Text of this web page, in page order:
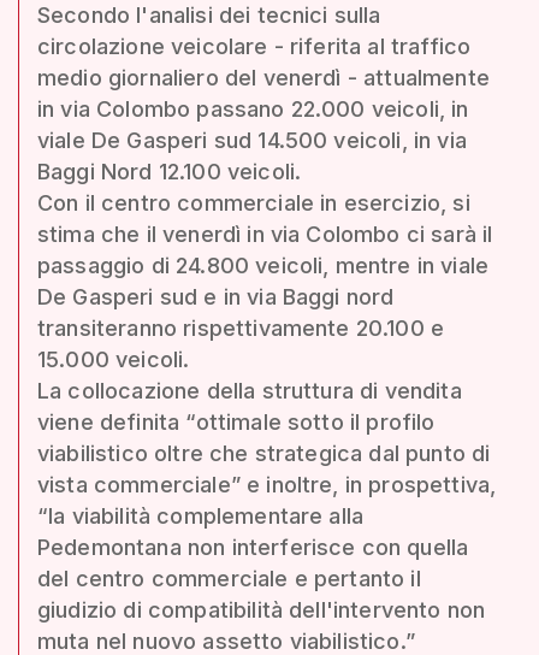
Secondo l'analisi dei tecnici sulla
circolazione veicolare - riferita al traffico
medio giornaliero del venerdì - attualmente
in via Colombo passano 22.000 veicoli, in
viale De Gasperi sud 14.500 veicoli, in via
Baggi Nord 12.100 veicoli.
Con il centro commerciale in esercizio, si
stima che il venerdì in via Colombo ci sarà il
passaggio di 24.800 veicoli, mentre in viale
De Gasperi sud e in via Baggi nord
transiteranno rispettivamente 20.100 e
15.000 veicoli.
La collocazione della struttura di vendita
viene definita “ottimale sotto il profilo
viabilistico oltre che strategica dal punto di
vista commerciale” e inoltre, in prospettiva,
“la viabilità complementare alla
Pedemontana non interferisce con quella
del centro commerciale e pertanto il
giudizio di compatibilità dell'intervento non
muta nel nuovo assetto viabilistico.”